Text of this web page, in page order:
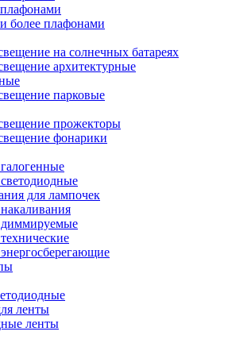
более плафонами
на солнечных батареях
архитектурные
парковые
прожекторы
фонарики
для лампочек
ленты
ленты